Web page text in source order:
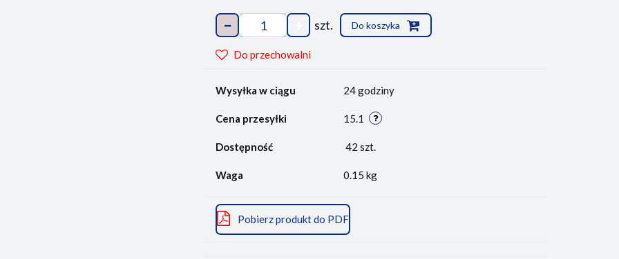
szt. Do koszyka
Do przechowalni
Wysyłka w ciągu 24 godziny
Cena przesyłki 15.1
Dostępność 42 szt.
Waga 0.15 kg
Pobierz produkt do PDF